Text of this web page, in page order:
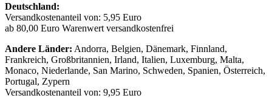
Deutschland:
Versandkostenanteil von: 5,95 Euro
ab 80,00 Euro Warenwert versandkostenfrei
Andere Länder: Andorra, Belgien, Dänemark, Finnland,
Frankreich, Großbritannien, Irland, Italien, Luxemburg, Malta,
Monaco, Niederlande, San Marino, Schweden, Spanien, Österreich,
Portugal, Zypern
Versandkostenanteil von: 9,95 Euro